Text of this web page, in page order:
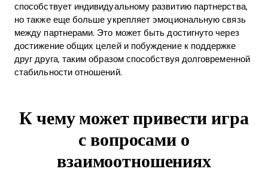
Home
Download
способствует индивидуальному развитию партнерства,
но также еще больше укрепляет эмоциональную связь
между партнерами. Это может быть достигнуто через
достижение общих целей и побуждение к поддержке
друг друга, таким образом способствуя долговременной
стабильности отношений.
К чему может привести игра
с вопросами о
взаимоотношениях